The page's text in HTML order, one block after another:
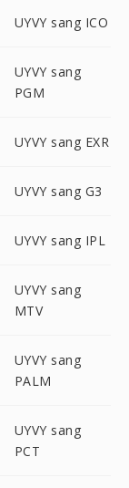
UYVY sang ICO
UYVY sang
PGM
UYVY sang EXR
UYVY sang G3
UYVY sang IPL
UYVY sang
MTV
UYVY sang
PALM
UYVY sang
PCT